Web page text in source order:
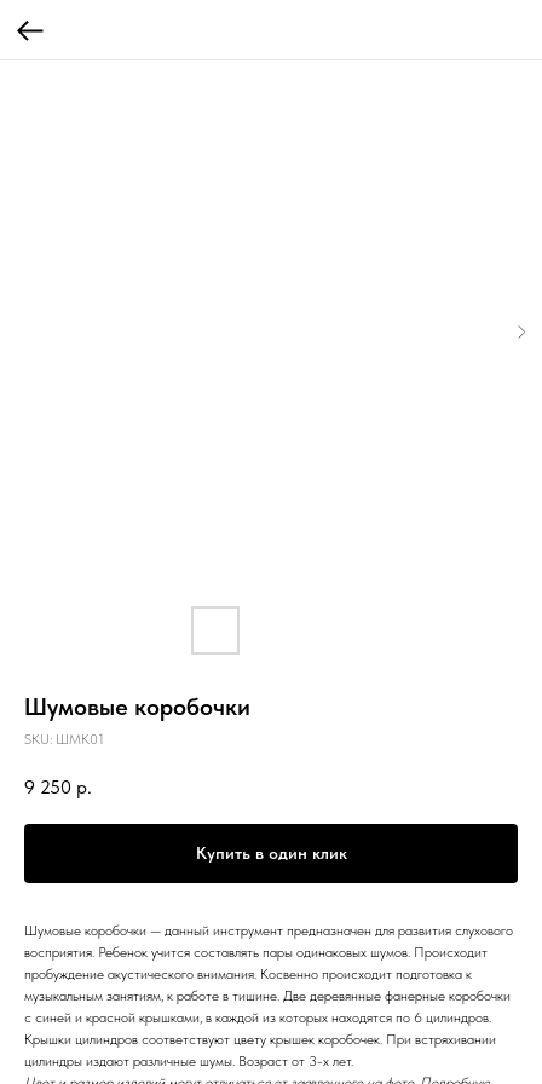
Шумовые коробочки
SKU: ШМК01
9 250 р.
Купить в один клик
Шумовые коробочки — данный инструмент предназначен для развития слухового
восприятия. Ребенок учится составлять пары одинаковых шумов. Происходит
пробуждение акустического внимания. Косвенно происходит подготовка к
музыкальным занятиям, к работе в тишине. Две деревянные фанерные коробочки
с синей и красной крышками, в каждой из которых находятся по 6 цилиндров.
Крышки цилиндров соответствуют цвету крышек коробочек. При встряхивании
цилиндры издают различные шумы. Возраст от 3-х лет.